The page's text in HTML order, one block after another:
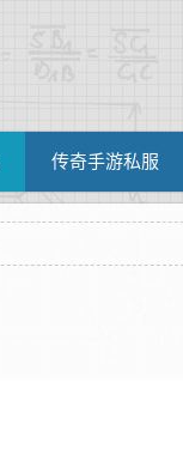
传奇手游私服